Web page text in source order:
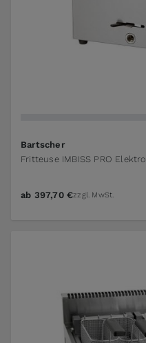
Bartscher
Fritteuse IMBISS PRO Elektro
ab 397,70 €zzgl. MwSt.